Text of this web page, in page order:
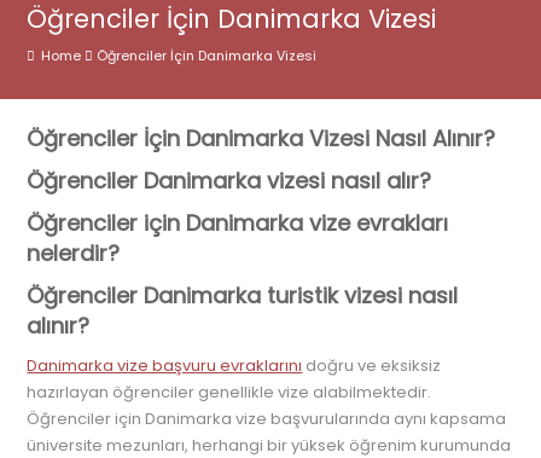
Öğrenciler İçin Danimarka Vizesi
Home Öğrenciler İçin Danimarka Vizesi
Öğrenciler İçin Danimarka Vizesi Nasıl Alınır?
Öğrenciler Danimarka vizesi nasıl alır?
Öğrenciler için Danimarka vize evrakları
nelerdir?
Öğrenciler Danimarka turistik vizesi nasıl
alınır?
Danimarka vize başvuru evraklarını doğru ve eksiksiz
hazırlayan öğrenciler genellikle vize alabilmektedir.
Öğrenciler için Danimarka vize başvurularında aynı kapsama
üniversite mezunları, herhangi bir yüksek öğrenim kurumunda